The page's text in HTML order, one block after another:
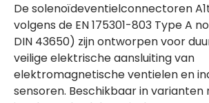
De solenoïdeventielconnectoren
volgens de EN 175301-803 Type A
DIN 43650) zijn ontworpen voor
veilige elektrische aansluiting van
elektromagnetische ventielen en
sensoren. Beschikbaar in